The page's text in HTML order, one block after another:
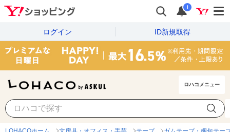
i
ログイン ID新規取得
ロハコメニュー